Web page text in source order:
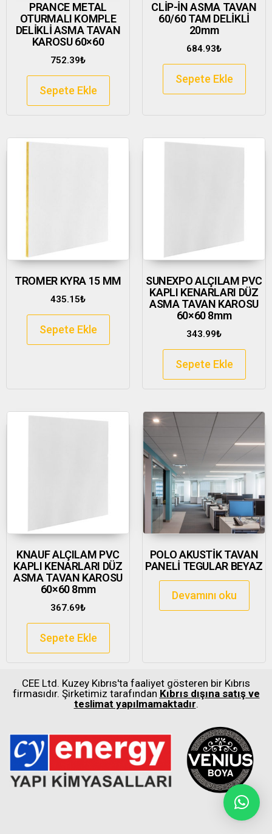
PRANCE METAL
OTURMALI KOMPLE
DELİKLİ ASMA TAVAN
KAROSU 60×60
752.39₺
Sepete Ekle
CLİP-İN ASMA TAVAN
60/60 TAM DELİKLİ
20mm
684.93₺
Sepete Ekle
TROMER KYRA 15 MM
435.15₺
Sepete Ekle
SUNEXPO ALÇILAM PVC
KAPLI KENARLARI DÜZ
ASMA TAVAN KAROSU
60×60 8mm
343.99₺
Sepete Ekle
KNAUF ALÇILAM PVC
KAPLI KENARLARI DÜZ
ASMA TAVAN KAROSU
60×60 8mm
367.69₺
Sepete Ekle
POLO AKUSTİK TAVAN
PANELİ TEGULAR BEYAZ
Devamını oku
CEE Ltd. Kuzey Kıbrıs'ta faaliyet gösteren bir Kıbrıs
firmasıdır. Şirketimiz tarafından Kıbrıs dışına satış ve
teslimat yapılmamaktadır.